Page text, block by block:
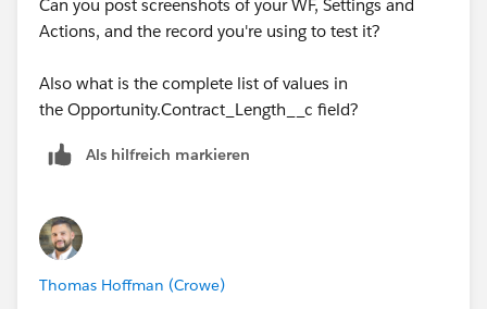
Can you post screenshots of your WF, Settings and
Actions, and the record you're using to test it?
Also what is the complete list of values in
the Opportunity.Contract_Length__c field?
Als hilfreich markieren
Thomas Hoffman (Crowe)